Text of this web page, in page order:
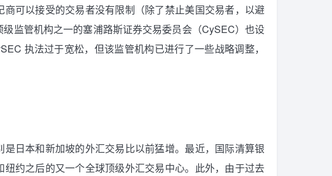
可以接受的交易者没有限制（除了禁止美国交易者，以避
监管机构之一的塞浦路斯证券交易委员会（CySEC）也设
执法过于宽松，但该监管机构已进行了一些战略调整，
日本和新加坡的外汇交易比以前猛增。最近，国际清算银
约之后的又一个全球顶级外汇交易中心。此外，由于过去